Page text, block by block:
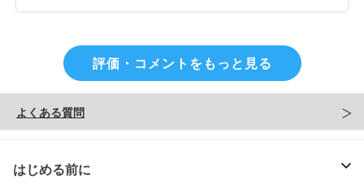
評価・コメントをもっと見る
よくある質問
はじめる前に